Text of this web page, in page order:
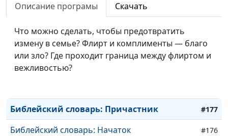
Описание програмы Скачать
Что можно сделать, чтобы предотвратить
измену в семье? Флирт и комплименты — благо
или зло? Где проходит граница между флиртом и
вежливостью?
Библейский словарь: Оправдание
Библейский словарь: Прощение
Библейский словарь: Исповедание #180
Библейский словарь: Пятидесятница
Библейский словарь: Причастник #177
Библейский словарь: Начаток #176